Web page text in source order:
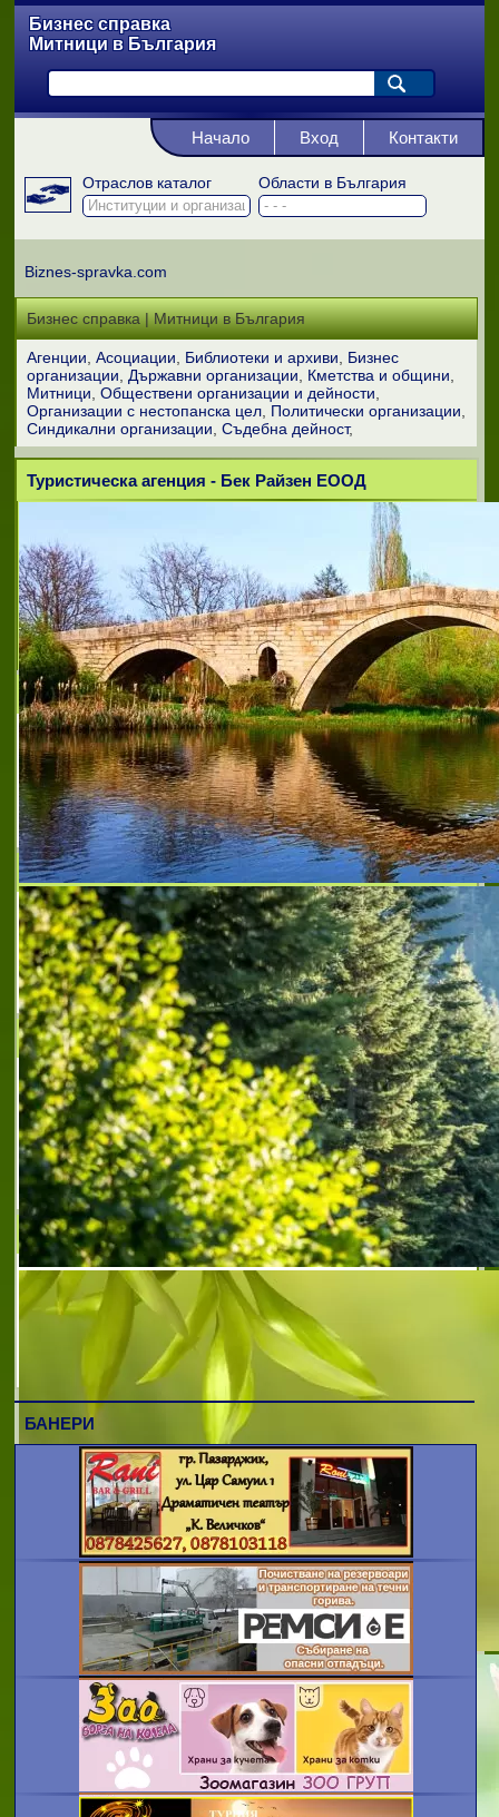
Бизнес справка
Митници в България
Отраслов каталог Области в България
Начало Вход Контакти
Biznes-spravka.com
Бизнес справка | Митници в България
Агенции Асоциации Библиотеки и архиви
Бизнес
организации
Държавни организации
Кметства и общини
Митници Обществени организации и дейности
Организации с нестопанска цел Политически организации
Синдикални организации Съдебна дейност
Туристическа агенция - Бек Райзен ЕООД
МВН - 2 ЕООД
Адрес: София, ж.к. Красна поляна ІІ бл.11
вх.Г ет.1 Тел: 0893 55 23 23 / 0898 74 48
44 Email: mvn2@abv.bg МВН - 2 ЕООД е
лицензирана митническа фирма с
основна предмет на дейно
ЕТ СТОЯН АВЕЛОВ
ЕТ СТОЯН АВЕЛОВ е лизензирана
митническа агенция, която се занимава с
обработка намитнически документи и
митническо представителство.
ПАВЕКСИМ
ПАВЕКСИМ е лицензиран митнически
агент за територията на североизточна
България, фирмата извършва тази
дейност от 1995г. Към момента работи с
над 10 основни клиенти. Обслужваме
фирми в следните митниц
ВИМ 08
Фирма ВИМ 08 предлага следните
услуги:Митнически документи;Електронно
деклариране;Представителство пред
митница;Електронен TIR;T2L;Експресни
митнически услуги.
БАНЕРИ